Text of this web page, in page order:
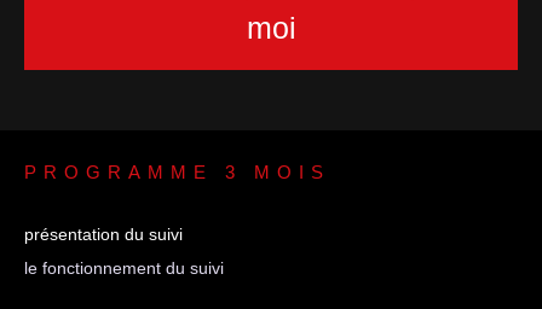
moi
PROGRAMME 3 MOIS
présentation du suivi
le fonctionnement du suivi